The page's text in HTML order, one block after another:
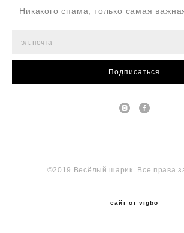
Никакого спама, только самая
Подписаться
©2019 Весёлый шарик. Все права
сайт от vigbo